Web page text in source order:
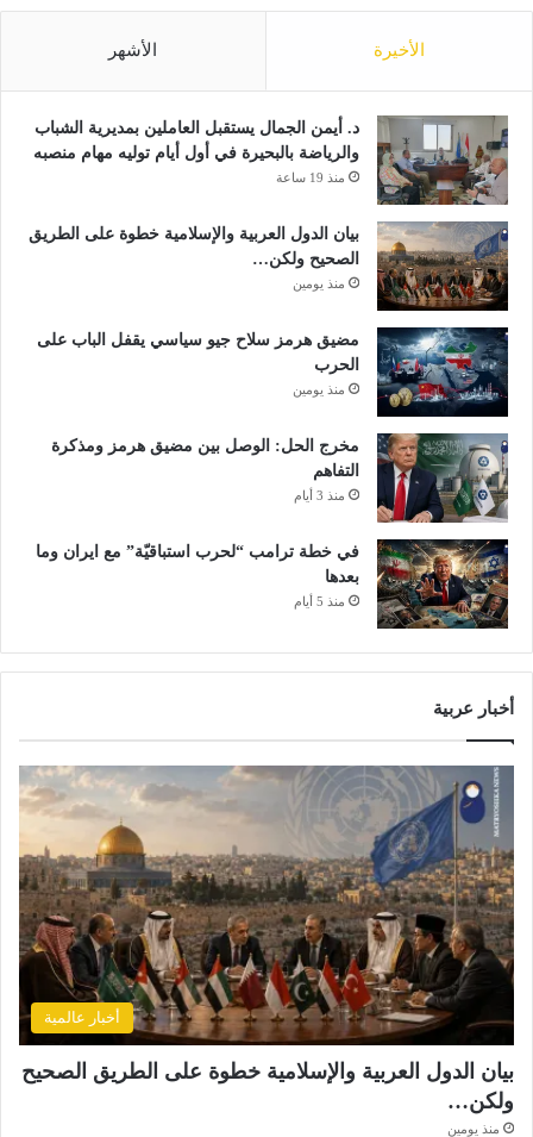
الأخيرة الأشهر
د. أيمن الجمال يستقبل العاملين بمديرية الشباب
والرياضة بالبحيرة في أول أيام توليه مهام منصبه
منذ 19 ساعة
بيان الدول العربية والإسلامية خطوة على الطريق
الصحيح ولكن…
منذ يومين
مضيق هرمز سلاح جيو سياسي يقفل الباب على
الحرب
منذ يومين
مخرج الحل: الوصل بين مضيق هرمز ومذكرة
التفاهم
منذ 3 أيام
في خطة ترامب “لحرب استباقيّة” مع ايران وما
بعدها
منذ 5 أيام
أخبار عربية
أخبار عالمية
بيان الدول العربية والإسلامية خطوة على الطريق الصحيح
ولكن…
منذ يومين